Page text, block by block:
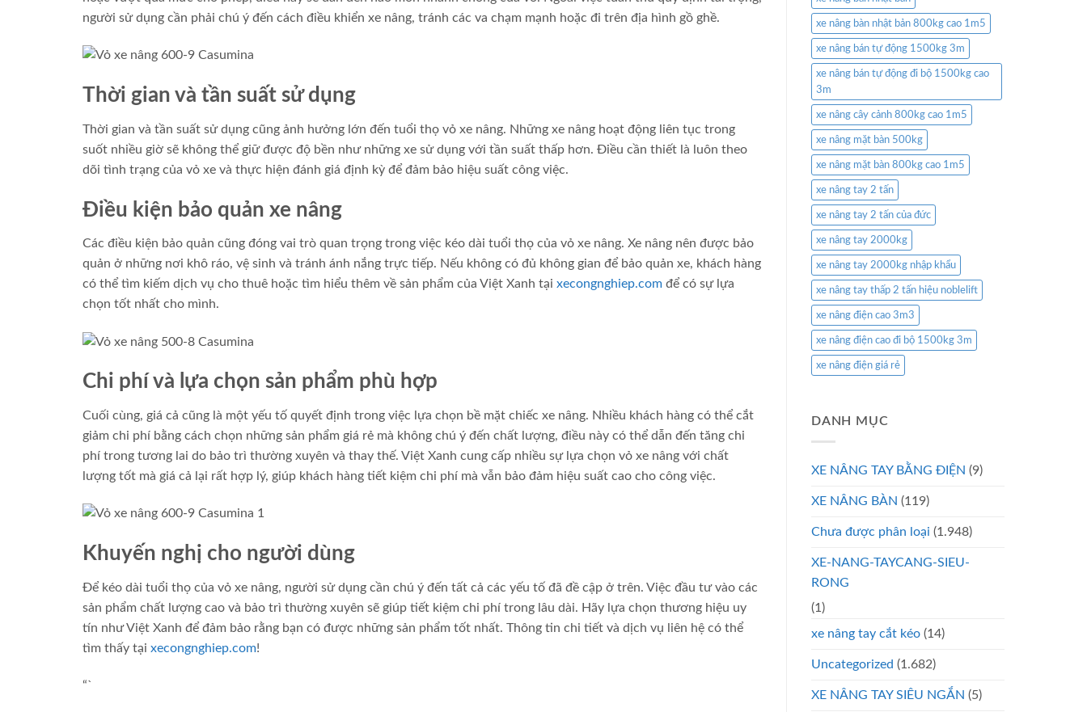
người sử dụng cần phải chú ý đến cách điều khiển xe nâng, tránh các va chạm mạnh hoặc đi trên địa hình gồ ghề.
Thời gian và tần suất sử dụng
Thời gian và tần suất sử dụng cũng ảnh hưởng lớn đến tuổi thọ vỏ xe nâng. Những xe nâng hoạt động liên tục trong
suốt nhiều giờ sẽ không thể giữ được độ bền như những xe sử dụng với tần suất thấp hơn. Điều cần thiết là luôn theo
dõi tình trạng của vỏ xe và thực hiện đánh giá định kỳ để đảm bảo hiệu suất công việc.
Điều kiện bảo quản xe nâng
Các điều kiện bảo quản cũng đóng vai trò quan trọng trong việc kéo dài tuổi thọ của vỏ xe nâng. Xe nâng nên được bảo
quản ở những nơi khô ráo, vệ sinh và tránh ánh nắng trực tiếp. Nếu không có đủ không gian để bảo quản xe, khách hàng
có thể tìm kiếm dịch vụ cho thuê hoặc tìm hiểu thêm về sản phẩm của Việt Xanh tại xecongnghiep.com để có sự lựa
chọn tốt nhất cho mình.
Chi phí và lựa chọn sản phẩm phù hợp
Cuối cùng, giá cả cũng là một yếu tố quyết định trong việc lựa chọn bề mặt chiếc xe nâng. Nhiều khách hàng có thể cắt
giảm chi phí bằng cách chọn những sản phẩm giá rẻ mà không chú ý đến chất lượng, điều này có thể dẫn đến tăng chi
phí trong tương lai do bảo trì thường xuyên và thay thế. Việt Xanh cung cấp nhiều sự lựa chọn vỏ xe nâng với chất
lượng tốt mà giá cả lại rất hợp lý, giúp khách hàng tiết kiệm chi phí mà vẫn bảo đảm hiệu suất cao cho công việc.
Khuyến nghị cho người dùng
Để kéo dài tuổi thọ của vỏ xe nâng, người sử dụng cần chú ý đến tất cả các yếu tố đã đề cập ở trên. Việc đầu tư vào các
sản phẩm chất lượng cao và bảo trì thường xuyên sẽ giúp tiết kiệm chi phí trong lâu dài. Hãy lựa chọn thương hiệu uy
tín như Việt Xanh để đảm bảo rằng bạn có được những sản phẩm tốt nhất. Thông tin chi tiết và dịch vụ liên hệ có thể
tìm thấy tại xecongnghiep.com!
“`
xe nâng bàn nhật bản 800kg cao 1m5
xe nâng bán tự động 1500kg 3m
xe nâng bán tự động đi bộ 1500kg cao
3m
xe nâng cây cảnh 800kg cao 1m5
xe nâng mặt bàn 500kg
xe nâng mặt bàn 800kg cao 1m5
xe nâng tay 2 tấn
xe nâng tay 2 tấn của đức
xe nâng tay 2000kg
xe nâng tay 2000kg nhập khẩu
xe nâng tay thấp 2 tấn hiệu noblelift
xe nâng điện cao 3m3
xe nâng điện cao đi bộ 1500kg 3m
xe nâng điện giá rẻ
DANH MỤC
XE NÂNG TAY BẰNG ĐIỆN (9)
XE NÂNG BÀN (119)
Chưa được phân loại (1.948)
XE-NANG-TAYCANG-SIEU-
RONG
(1)
xe nâng tay cắt kéo (14)
Uncategorized (1.682)
XE NÂNG TAY SIÊU NGẮN (5)